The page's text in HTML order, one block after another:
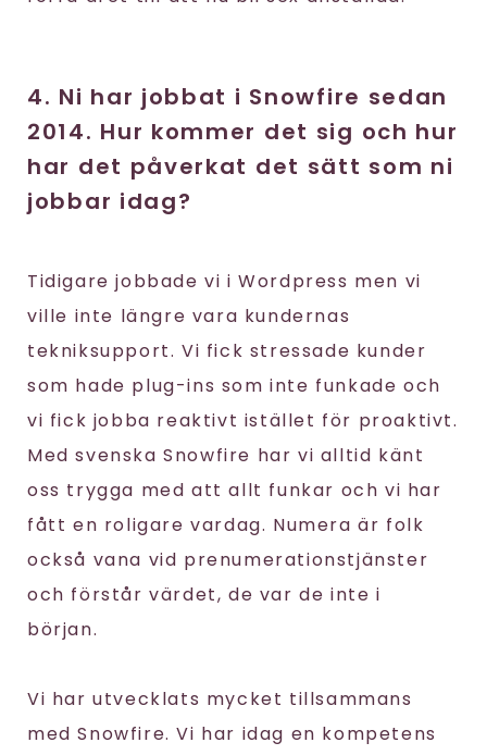
4. Ni har jobbat i Snowfire sedan
2014. Hur kommer det sig och hur
har det påverkat det sätt som ni
jobbar idag?
Tidigare jobbade vi i Wordpress men vi
ville inte längre vara kundernas
tekniksupport. Vi fick stressade kunder
som hade plug-ins som inte funkade och
vi fick jobba reaktivt istället för proaktivt.
Med svenska Snowfire har vi alltid känt
oss trygga med att allt funkar och vi har
fått en roligare vardag. Numera är folk
också vana vid prenumerationstjänster
och förstår värdet, de var de inte i
början.
Vi har utvecklats mycket tillsammans
med Snowfire. Vi har idag en kompetens